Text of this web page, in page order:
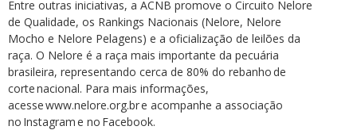
Entre outras iniciativas, a ACNB promove o Circuito Nelore
de Qualidade, os Rankings Nacionais (Nelore, Nelore
Mocho e Nelore Pelagens) e a oficialização de leilões da
raça. O Nelore é a raça mais importante da pecuária
brasileira, representando cerca de 80% do rebanho de
corte nacional. Para mais informações,
acesse www.nelore.org.br e acompanhe a associação
no Instagram e no Facebook.